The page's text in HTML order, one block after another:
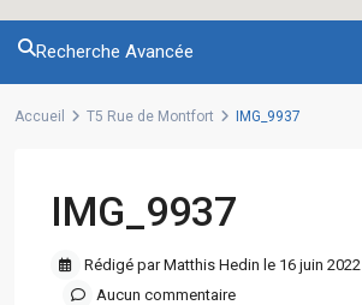
Recherche Avancée
Accueil T5 Rue de Montfort IMG_9937
IMG_9937
Rédigé par Matthis Hedin le 16 juin 2022
Aucun commentaire